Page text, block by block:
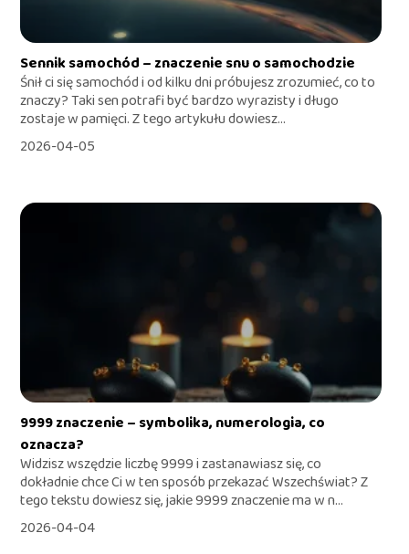
Sennik samochód – znaczenie snu o samochodzie
Śnił ci się samochód i od kilku dni próbujesz zrozumieć, co to
znaczy? Taki sen potrafi być bardzo wyrazisty i długo
zostaje w pamięci. Z tego artykułu dowiesz...
2026-04-05
9999 znaczenie – symbolika, numerologia, co
oznacza?
Widzisz wszędzie liczbę 9999 i zastanawiasz się, co
dokładnie chce Ci w ten sposób przekazać Wszechświat? Z
tego tekstu dowiesz się, jakie 9999 znaczenie ma w n...
2026-04-04